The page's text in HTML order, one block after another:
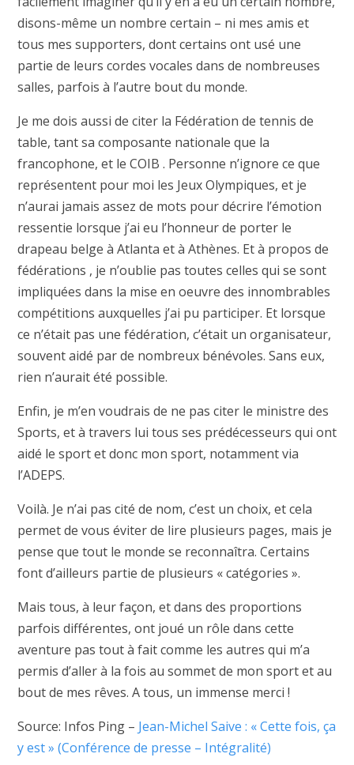
disons-même un nombre certain – ni mes amis et
tous mes supporters, dont certains ont usé une
partie de leurs cordes vocales dans de nombreuses
salles, parfois à l’autre bout du monde.
Je me dois aussi de citer la Fédération de tennis de
table, tant sa composante nationale que la
francophone, et le COIB . Personne n’ignore ce que
représentent pour moi les Jeux Olympiques, et je
n’aurai jamais assez de mots pour décrire l’émotion
ressentie lorsque j’ai eu l’honneur de porter le
drapeau belge à Atlanta et à Athènes. Et à propos de
fédérations , je n’oublie pas toutes celles qui se sont
impliquées dans la mise en oeuvre des innombrables
compétitions auxquelles j’ai pu participer. Et lorsque
ce n’était pas une fédération, c’était un organisateur,
souvent aidé par de nombreux bénévoles. Sans eux,
rien n’aurait été possible.
Enfin, je m’en voudrais de ne pas citer le ministre des
Sports, et à travers lui tous ses prédécesseurs qui ont
aidé le sport et donc mon sport, notamment via
l’ADEPS.
Voilà. Je n’ai pas cité de nom, c’est un choix, et cela
permet de vous éviter de lire plusieurs pages, mais je
pense que tout le monde se reconnaîtra. Certains
font d’ailleurs partie de plusieurs « catégories ».
Mais tous, à leur façon, et dans des proportions
parfois différentes, ont joué un rôle dans cette
aventure pas tout à fait comme les autres qui m’a
permis d’aller à la fois au sommet de mon sport et au
bout de mes rêves. A tous, un immense merci !
Source: Infos Ping – Jean-Michel Saive : « Cette fois, ça
y est » (Conférence de presse – Intégralité)